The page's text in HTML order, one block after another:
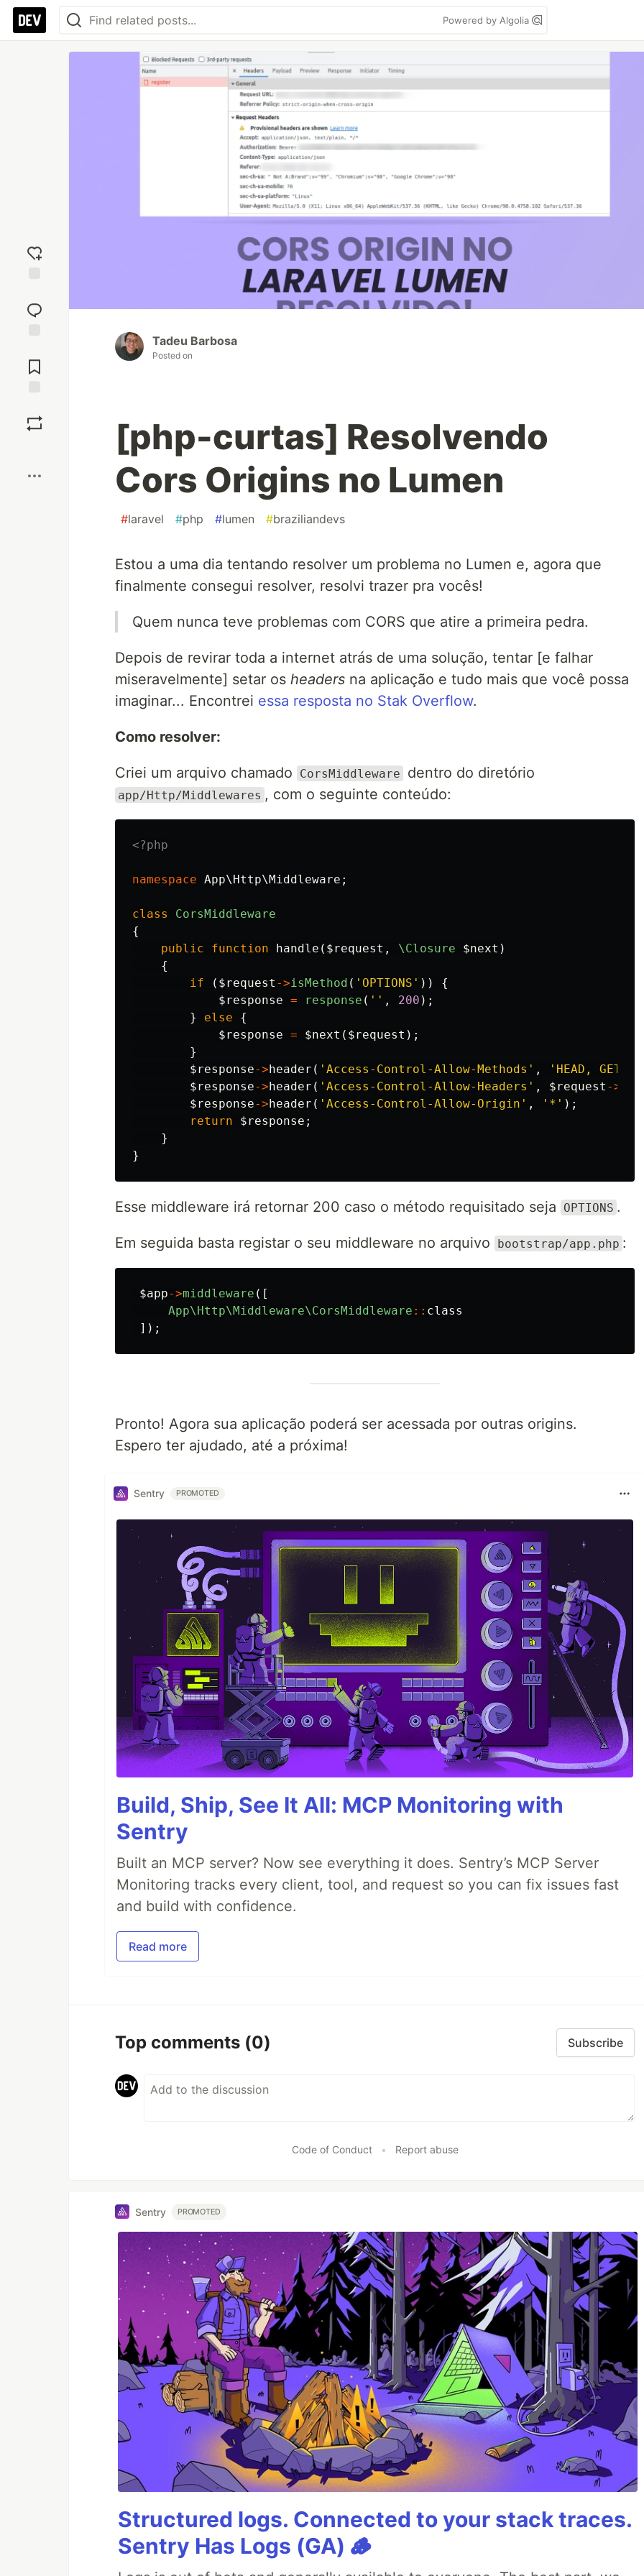
Powered by Algolia
reaction
Comments
Tadeu Barbosa
Posted on
[php-curtas] Resolvendo
Cors Origins no Lumen
#laravel #php #lumen #braziliandevs
Estou a uma dia tentando resolver um problema no Lumen e, agora que
finalmente consegui resolver, resolvi trazer pra vocês!
Quem nunca teve problemas com CORS que atire a primeira pedra.
Depois de revirar toda a internet atrás de uma solução, tentar [e falhar
miseravelmente] setar os headers na aplicação e tudo mais que você possa
imaginar... Encontrei essa resposta no Stak Overflow.
Como resolver:
Criei um arquivo chamado CorsMiddleware dentro do diretório
app/Http/Middlewares , com o seguinte conteúdo:
<?php
namespace App\Http\Middleware ;
class
CorsMiddleware
{
public
function handle ( $request , \Closure $next )
{
if
( $request ->isMethod ( 'OPTIONS' ))
{
$response = response ( '' , 200 );
}
else
{
$response = $next ( $request );
}
$response->header ( 'Access-Control-Allow-Methods' , 'HEAD, GET,
$response->header ( 'Access-Control-Allow-Headers' , $request ->
$response->header ( 'Access-Control-Allow-Origin' , '*' );
return
$response ;
}
}
Esse middleware irá retornar 200 caso o método requisitado seja OPTIONS .
Em seguida basta registar o seu middleware no arquivo bootstrap/app.php :
$app->middleware ([
App\Http\Middleware\CorsMiddleware :: class
]);
Pronto! Agora sua aplicação poderá ser acessada por outras origins.
Espero ter ajudado, até a próxima!
Sentry PROMOTED
Build, Ship, See It All: MCP Monitoring with
Sentry
Built an MCP server? Now see everything it does. Sentry’s MCP Server
Monitoring tracks every client, tool, and request so you can fix issues fast
and build with confidence.
Read more
Top comments (0) Subscribe
Code of Conduct • Report abuse
Sentry PROMOTED
Structured logs. Connected to your stack traces.
Sentry Has Logs (GA) 🪵